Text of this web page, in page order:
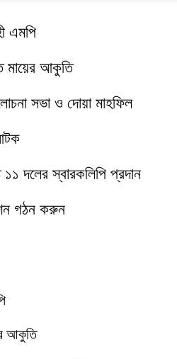
এমপি
মায়ের আকুতি
সভা ও দোয়া মাহফিল
দলের স্বারকলিপি প্রদান
গঠন করুন
আকুতি